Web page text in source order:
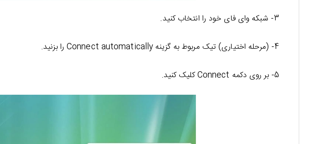
3- شبکه وای فای خود را انتخاب کنید.
4- (مرحله اختیاری) تیک مربوط به گزینه Connect automatically را بزنید.
5- بر روی دکمه Connect کلیک کنید.